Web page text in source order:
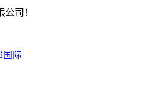
司！
国际